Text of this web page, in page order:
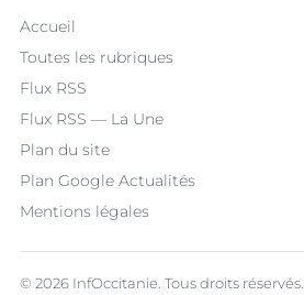
Accueil
Toutes les rubriques
Flux RSS
Flux RSS — La Une
Plan du site
Plan Google Actualités
Mentions légales
© 2026 InfOccitanie. Tous droits réservés.